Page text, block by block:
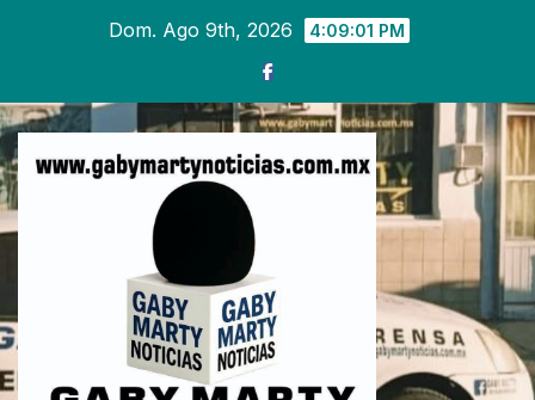
Dom. Ago 9th, 2026 4:09:03 PM